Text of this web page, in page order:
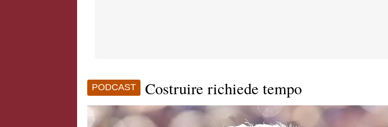
PODCAST Costruire richiede tempo